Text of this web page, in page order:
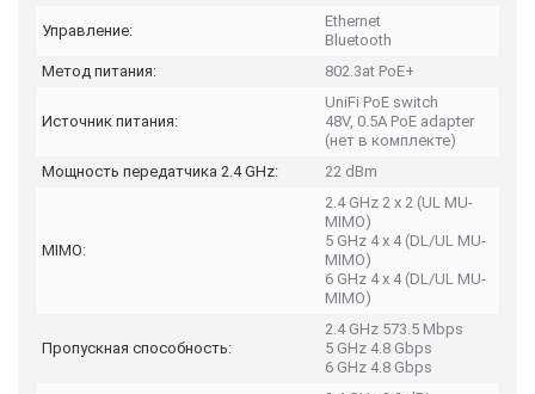
Управление:
Ethernet
Bluetooth
Метод питания:
802.3at PoE+
Источник питания:
UniFi PoE switch
48V, 0.5A PoE adapter
(нет в комплекте)
Мощность передатчика 2.4 GHz:
22 dBm
MIMO:
2.4 GHz 2 x 2 (UL MU-
MIMO)
5 GHz 4 x 4 (DL/UL MU-
MIMO)
6 GHz 4 x 4 (DL/UL MU-
MIMO)
Пропускная способность:
2.4 GHz 573.5 Mbps
5 GHz 4.8 Gbps
6 GHz 4.8 Gbps